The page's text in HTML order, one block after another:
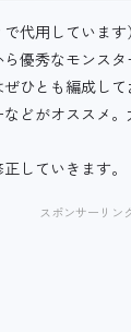
代用しています）
優秀なモンス
ひとも編成して
どがオススメ
していきます。
スポンサーリン